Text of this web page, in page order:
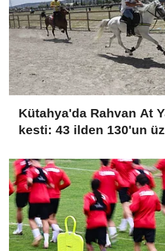
Kütahya'da Rahvan At
kesti: 43 ilden 130'un